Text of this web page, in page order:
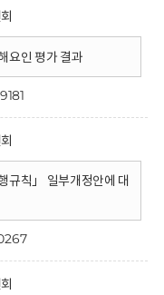
요인 평가 결과
규칙」 일부개정안에 대